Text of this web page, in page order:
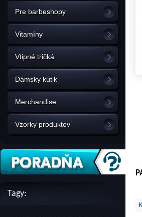
Pre barbeshopy
Vitamíny
Vtipné tričká
Dámsky kútik
Merchandise
Vzorky produktov
Tagy: